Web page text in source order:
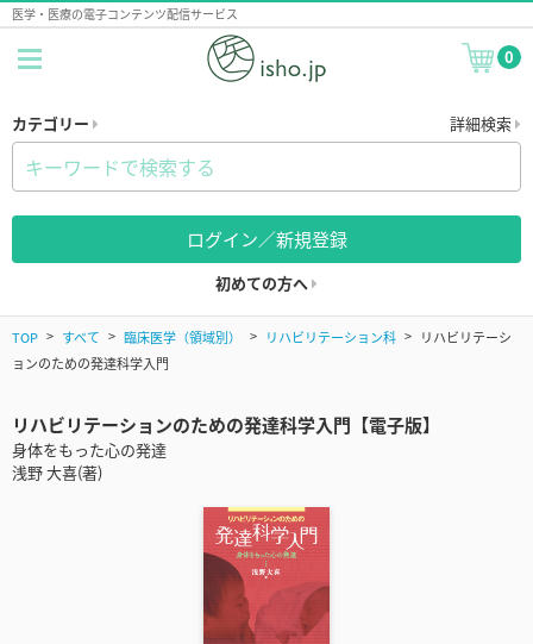
医学・医療の電子コンテンツ配信サービス
0
カテゴリー 詳細検索
ログイン／新規登録
初めての方へ
TOP すべて 臨床医学（領域別） リハビリテーション科
リハビリテーシ
ョンのための発達科学入門
リハビリテーションのための発達科学入門【電子版】
身体をもった心の発達
浅野 大喜(著)